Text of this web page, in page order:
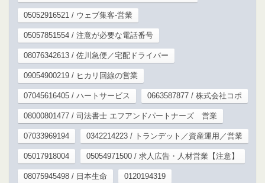
05052916521 / ウェブ集客-営業
05057851554 / 注意が必要な電話番号
08076342613 / 佐川急便／宅配ドライバー
09054900219 / ヒカリ回線の営業
07045616405 / ハートサービス 0663587877 / 株式会社コポ
08000801477 / 司法書士 エフアンドパートナーズ 営業
07033969194 0342214223 / トランデット／資産運用／営業
05017918004 05054971500 / 求人広告・人材営業【注意】
08075945498 / 日本生命 0120194319